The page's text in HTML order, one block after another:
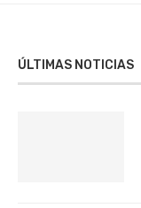
ÚLTIMAS NOTICIAS